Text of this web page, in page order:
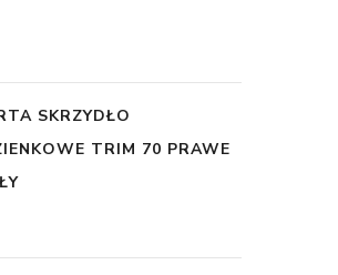
SKRZYDŁO
TRIM 70 PRAWE